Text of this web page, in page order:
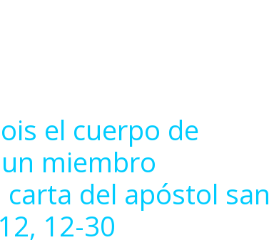
el cuerpo de
miembro
del apóstol san
12-30